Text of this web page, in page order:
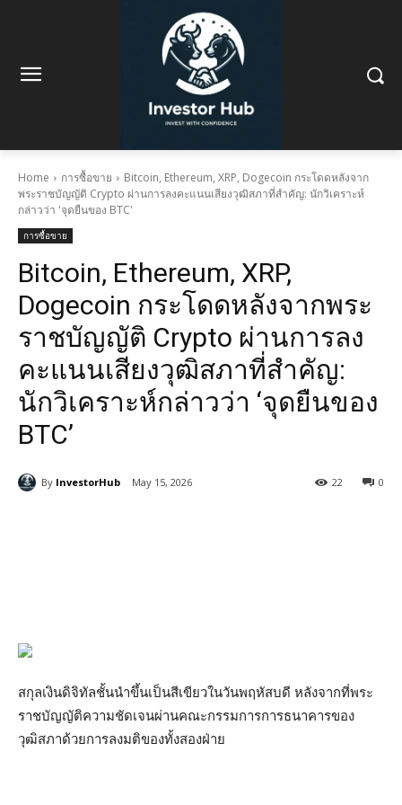
Home การซื้อขาย
Bitcoin, Ethereum, XRP, Dogecoin กระโดดหลังจาก
พระราชบัญญัติ Crypto ผ่านการลงคะแนนเสียงวุฒิสภาที่สำคัญ: นักวิเคราะห์
กล่าวว่า 'จุดยืนของ BTC'
การซื้อขาย
Bitcoin, Ethereum, XRP,
Dogecoin กระโดดหลังจากพระ
ราชบัญญัติ Crypto ผ่านการลง
คะแนนเสียงวุฒิสภาที่สำคัญ:
นักวิเคราะห์กล่าวว่า ‘จุดยืนของ
BTC’
By InvestorHub May 15, 2026 0
22
สกุลเงินดิจิทัลชั้นนำขึ้นเป็นสีเขียวในวันพฤหัสบดี หลังจากที่พระ
ราชบัญญัติความชัดเจนผ่านคณะกรรมการการธนาคารของ
วุฒิสภาด้วยการลงมติของทั้งสองฝ่าย